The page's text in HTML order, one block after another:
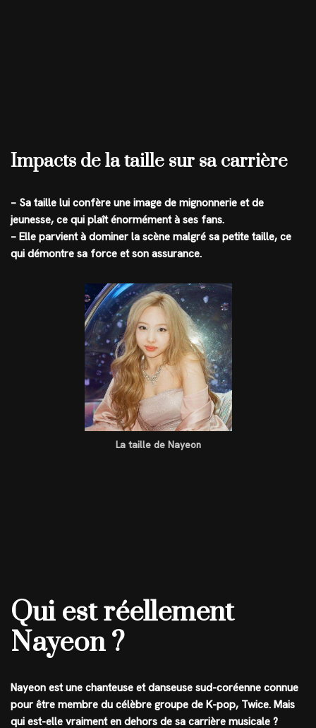
Impacts de la taille sur sa carrière
– Sa taille lui confère une image de mignonnerie et de
jeunesse, ce qui plaît énormément à ses fans.
– Elle parvient à dominer la scène malgré sa petite taille, ce
qui démontre sa force et son assurance.
La taille de Nayeon
Qui est réellement
Nayeon ?
Nayeon est une chanteuse et danseuse sud-coréenne connue
pour être membre du célèbre groupe de K-pop, Twice. Mais
qui est-elle vraiment en dehors de sa carrière musicale ?